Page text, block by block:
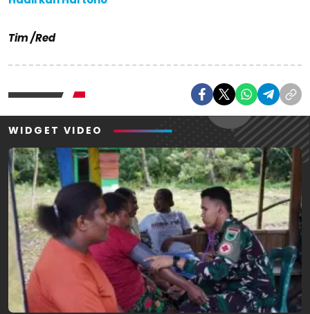
Tim /Red
WIDGET VIDEO